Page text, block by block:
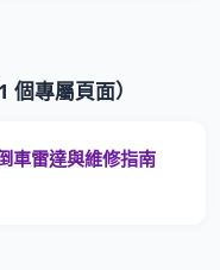
專屬頁面）
車雷達與維修指南